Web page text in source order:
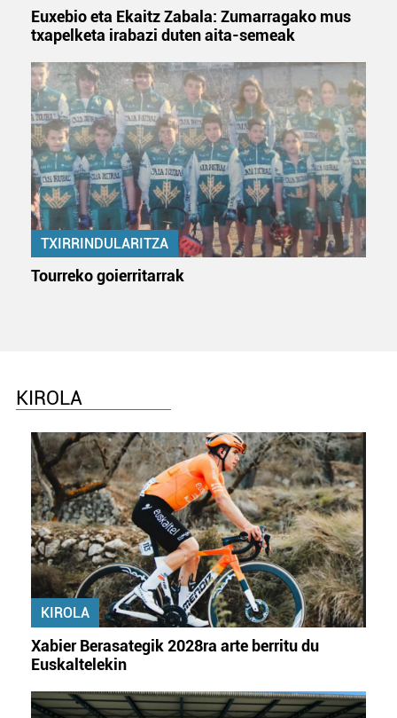
Euxebio eta Ekaitz Zabala: Zumarragako mus
txapelketa irabazi duten aita-semeak
TXIRRINDULARITZA
Tourreko goierritarrak
KIROLA
KIROLA
Xabier Berasategik 2028ra arte berritu du
Euskaltelekin